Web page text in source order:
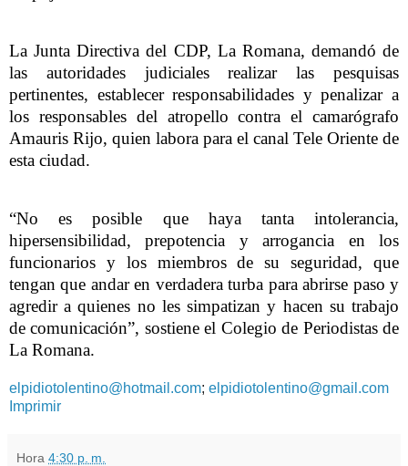
La Junta Directiva del CDP, La Romana, demandó de
las autoridades judiciales realizar las pesquisas
pertinentes, establecer responsabilidades y penalizar a
los responsables del atropello contra el camarógrafo
Amauris Rijo, quien labora para el canal Tele Oriente de
esta ciudad.
“No es posible que haya tanta intolerancia,
hipersensibilidad, prepotencia y arrogancia en los
funcionarios y los miembros de su seguridad, que
tengan que andar en verdadera turba para abrirse paso y
agredir a quienes no les simpatizan y hacen su trabajo
de comunicación”, sostiene el Colegio de Periodistas de
La Romana.
elpidiotolentino@hotmail.com; elpidiotolentino@gmail.com
Imprimir
Hora 4:30 p. m.